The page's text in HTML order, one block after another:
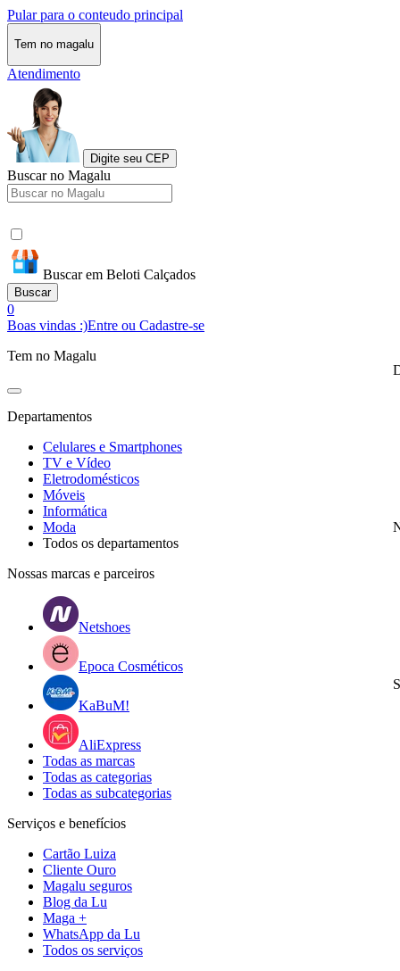
Pular para o conteudo principal
Tem no magalu
Atendimento
Digite seu CEP
Buscar no Magalu
Buscar em Beloti Calçados
Buscar
0
Boas vindas :)Entre ou Cadastre-se
Tem no Magalu
Departamentos
Celulares e Smartphones
TV e Vídeo
Eletrodomésticos
Móveis
Informática
Moda
Todos os departamentos
Nossas marcas e parceiros
Netshoes
Epoca Cosméticos
KaBuM!
AliExpress
Todas as marcas
Todas as categorias
Todas as subcategorias
Serviços e benefícios
Cartão Luiza
Cliente Ouro
Magalu seguros
Blog da Lu
Maga +
WhatsApp da Lu
Todos os serviços